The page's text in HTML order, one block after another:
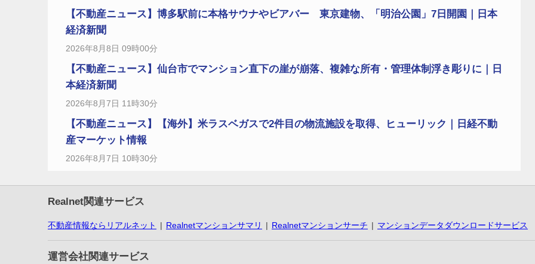
【不動産ニュース】博多駅前に本格サウナやビアバー 東京建物、「明治公園」7日開園｜日本
経済新聞
2026年8月8日 09時00分
【不動産ニュース】仙台市でマンション直下の崖が崩落、複雑な所有・管理体制浮き彫りに｜日
本経済新聞
2026年8月7日 11時30分
【不動産ニュース】【海外】米ラスベガスで2件目の物流施設を取得、ヒューリック｜日経不動
産マーケット情報
2026年8月7日 10時30分
Realnet関連サービス
不動産情報ならリアルネット Realnetマンションサマリ Realnetマンションサーチ マンションデータダウンロードサービス
運営会社関連サービス